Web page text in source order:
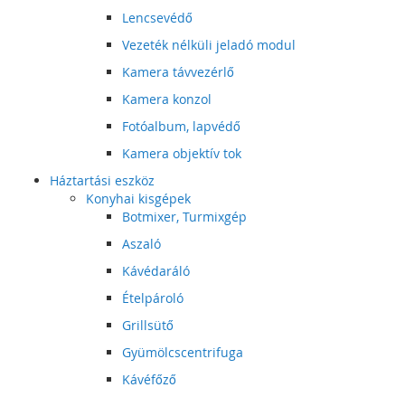
Lencsevédő
Vezeték nélküli jeladó modul
Kamera távvezérlő
Kamera konzol
Fotóalbum, lapvédő
Kamera objektív tok
Háztartási eszköz
Konyhai kisgépek
Botmixer, Turmixgép
Aszaló
Kávédaráló
Ételpároló
Grillsütő
Gyümölcscentrifuga
Kávéfőző